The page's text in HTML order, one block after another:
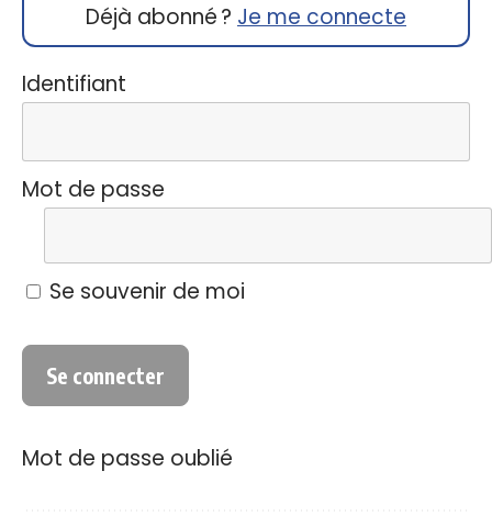
Déjà abonné ? Je me connecte
Identifiant
Mot de passe
Se souvenir de moi
Mot de passe oublié